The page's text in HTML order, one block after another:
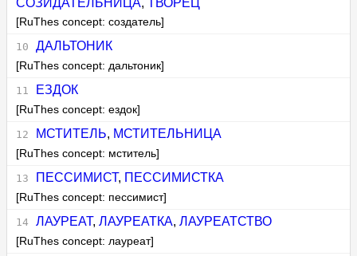
[RuThes concept: создатель]
ДАЛЬТОНИК
[RuThes concept: дальтоник]
ЕЗДОК
[RuThes concept: ездок]
МСТИТЕЛЬ, МСТИТЕЛЬНИЦА
[RuThes concept: мститель]
ПЕССИМИСТ, ПЕССИМИСТКА
[RuThes concept: пессимист]
ЛАУРЕАТ, ЛАУРЕАТКА, ЛАУРЕАТСТВО
[RuThes concept: лауреат]